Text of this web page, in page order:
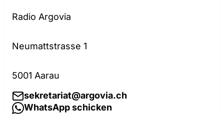
Radio Argovia
Neumattstrasse 1
5001 Aarau
sekretariat@argovia.ch
WhatsApp schicken